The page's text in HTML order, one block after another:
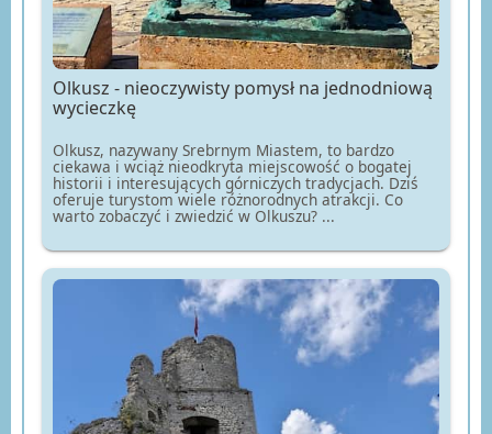
Olkusz - nieoczywisty pomysł na jednodniową
wycieczkę
Olkusz, nazywany Srebrnym Miastem, to bardzo
ciekawa i wciąż nieodkryta miejscowość o bogatej
historii i interesujących górniczych tradycjach. Dziś
oferuje turystom wiele różnorodnych atrakcji. Co
warto zobaczyć i zwiedzić w Olkuszu? ...